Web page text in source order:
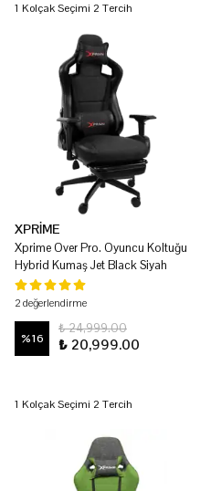
1 Kolçak Seçimi 2 Tercih
XPRİME
Xprime Over Pro. Oyuncu Koltuğu
Hybrid Kumaş Jet Black Siyah
2 değerlendirme
%16
₺ 24,999.00
₺ 20,999.00
1 Kolçak Seçimi 2 Tercih